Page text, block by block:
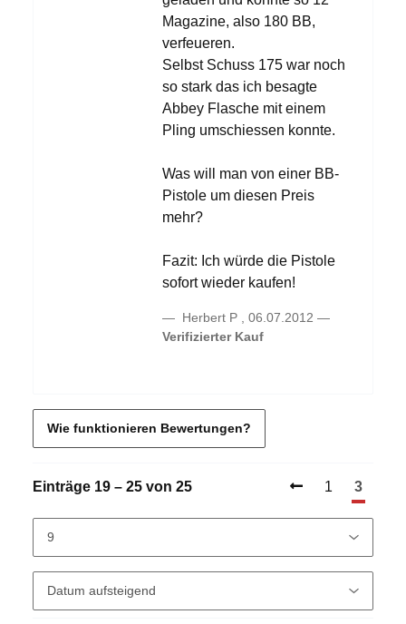
Magazine, also 180 BB,
verfeueren.
Selbst Schuss 175 war noch
so stark das ich besagte
Abbey Flasche mit einem
Pling umschiessen konnte.
Was will man von einer BB-
Pistole um diesen Preis
mehr?
Fazit: Ich würde die Pistole
sofort wieder kaufen!
Herbert P , 06.07.2012
Verifizierter Kauf
Wie funktionieren Bewertungen?
Einträge 19 – 25 von 25 1 3